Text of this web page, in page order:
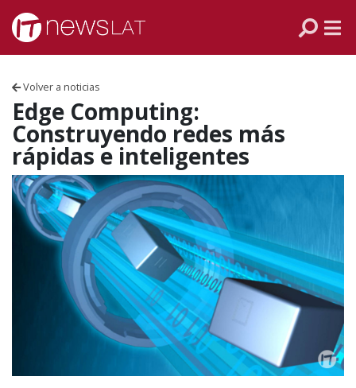
Skip to content
Volver a noticias
Edge Computing:
Construyendo redes más
rápidas e inteligentes
VENEZUELA
ECUADOR
PERÚ
CHILE
ARGENTINA
MÉXICO